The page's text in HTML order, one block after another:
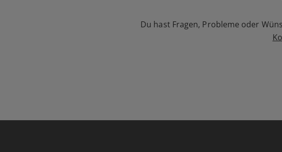
Du hast Fragen, Probleme oder